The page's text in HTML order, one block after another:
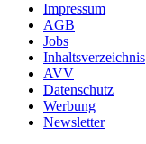
Impressum
AGB
Jobs
Inhaltsverzeichnis
AVV
Datenschutz
Werbung
Newsletter